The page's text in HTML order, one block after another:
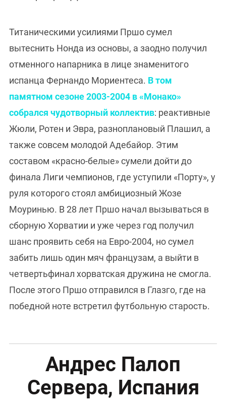
Титаническими усилиями Пршо сумел
вытеснить Нонда из основы, а заодно получил
отменного напарника в лице знаменитого
испанца Фернандо Мориентеса. В том
памятном сезоне 2003-2004 в «Монако»
собрался чудотворный коллектив: реактивные
Жюли, Ротен и Эвра, разноплановый Плашил, а
также совсем молодой Адебайор. Этим
составом «красно-белые» сумели дойти до
финала Лиги чемпионов, где уступили «Порту», у
руля которого стоял амбициозный Жозе
Моуринью. В 28 лет Пршо начал вызываться в
сборную Хорватии и уже через год получил
шанс проявить себя на Евро-2004, но сумел
забить лишь один мяч французам, а выйти в
четвертьфинал хорватская дружина не смогла.
После этого Пршо отправился в Глазго, где на
победной ноте встретил футбольную старость.
Андрес Палоп
Сервера, Испания